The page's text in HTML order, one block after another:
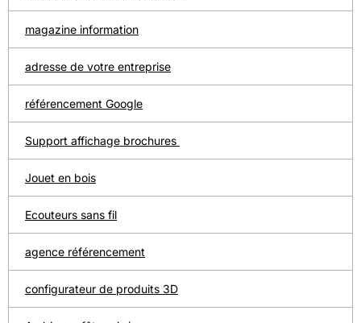
magazine information
adresse de votre entreprise
référencement Google
Support affichage brochures
Jouet en bois
Ecouteurs sans fil
agence référencement
configurateur de produits 3D